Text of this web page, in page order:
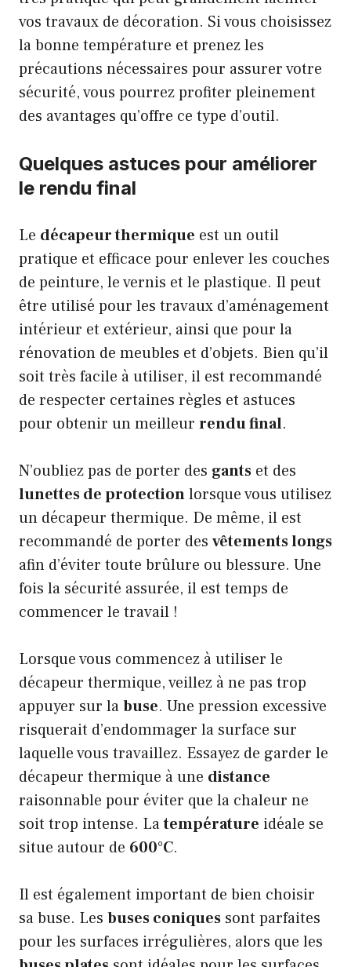
vos travaux de décoration. Si vous choisissez
la bonne température et prenez les
précautions nécessaires pour assurer votre
sécurité, vous pourrez profiter pleinement
des avantages qu’offre ce type d’outil.
Quelques astuces pour améliorer
le rendu final
Le décapeur thermique est un outil
pratique et efficace pour enlever les couches
de peinture, le vernis et le plastique. Il peut
être utilisé pour les travaux d’aménagement
intérieur et extérieur, ainsi que pour la
rénovation de meubles et d’objets. Bien qu’il
soit très facile à utiliser, il est recommandé
de respecter certaines règles et astuces
pour obtenir un meilleur rendu final.
N’oubliez pas de porter des gants et des
lunettes de protectionlorsque vous utilisez
un décapeur thermique. De même, il est
recommandé de porter des vêtements longs
afin d’éviter toute brûlure ou blessure. Une
fois la sécurité assurée, il est temps de
commencer le travail !
Lorsque vous commencez à utiliser le
décapeur thermique, veillez à ne pas trop
appuyer sur labuse. Une pression excessive
risquerait d’endommager la surface sur
laquelle vous travaillez. Essayez de garder le
décapeur thermique à une distance
raisonnable pour éviter que la chaleur ne
soit trop intense. Latempérature idéale se
situe autour de 600°C.
Il est également important de bien choisir
sa buse. Les buses coniques sont parfaites
pour les surfaces irrégulières, alors que les